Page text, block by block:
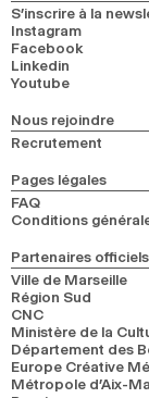
S’inscrire à la
Instagram
Facebook
Linkedin
Youtube
Nous rejoindre
Recrutement
Pages légales
FAQ
Conditions
Partenaires officiels
Ville de Marseille
Région Sud
CNC
Ministère de la
Département des
Europe Créative
Métropole d’Aix-